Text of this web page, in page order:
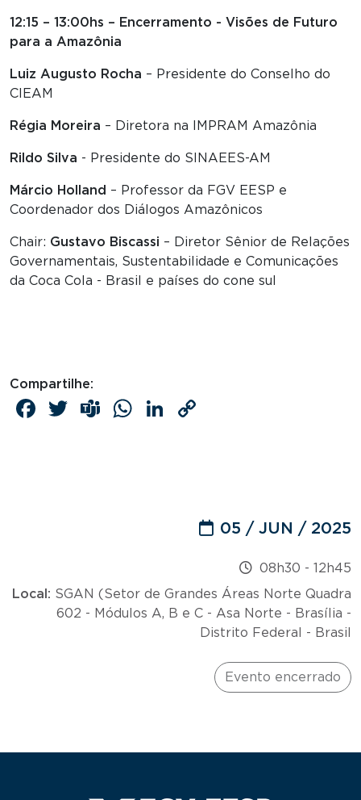
12:15 – 13:00hs – Encerramento - Visões de Futuro
para a Amazônia
Luiz Augusto Rocha – Presidente do Conselho do
CIEAM
Régia Moreira – Diretora na IMPRAM Amazônia
Rildo Silva - Presidente do SINAEES-AM
Márcio Holland – Professor da FGV EESP e
Coordenador dos Diálogos Amazônicos
Chair: Gustavo Biscassi – Diretor Sênior de Relações
Governamentais, Sustentabilidade e Comunicações
da Coca Cola - Brasil e países do cone sul
Compartilhe:
Facebook
Twitter
Teams
WhatsApp
LinkedIn
05 / JUN / 2025
08h30 - 12h45
Local: SGAN (Setor de Grandes Áreas Norte Quadra
602 - Módulos A, B e C - Asa Norte - Brasília -
Distrito Federal - Brasil
Evento encerrado